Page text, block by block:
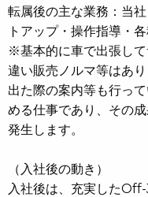
転属後の主な業務：当
トアップ・操作指導・
※基本的に車で出張し
違い販売ノルマ等はあ
出た際の案内等も行っ
める仕事であり、その
発生します。
（入社後の動き）
入社後は、充実した